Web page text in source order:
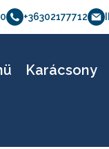
+36302177712
Karácsony